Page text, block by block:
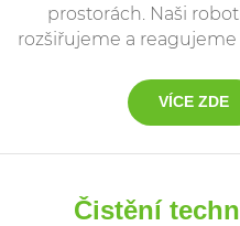
prostorách. Naši
rozšiřujeme a reagujeme
VÍCE ZDE
Čistění